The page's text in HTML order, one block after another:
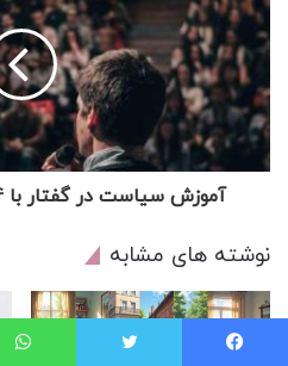
آموزش سیاست در گفتار با 4 بهترین کتاب + خرید
نوشته های مشابه